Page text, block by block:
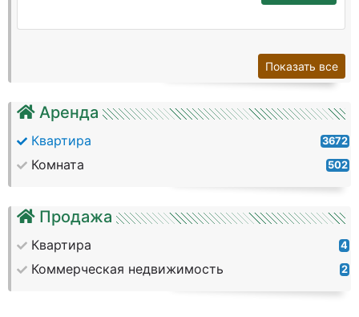
Аренда
Квартира 3672
Комната 502
Продажа
Квартира 4
Коммерческая недвижимость 2
Показать все